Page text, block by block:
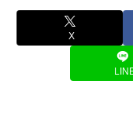
X